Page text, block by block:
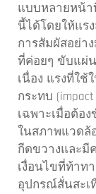
แบบหลายหน้า
นี้ได้โดยให้แร
การสัมผัสอย่
ที่ค่อยๆ ขับแผ่น
เนื่อง แรงที่ใ
กระทบ
เฉพาะเมื่อต้อ
ในสภาพแวดล้
กีดขวางและมี
เงื่อนไขที่ท้าท
อุปกรณ์สั่นสะเ